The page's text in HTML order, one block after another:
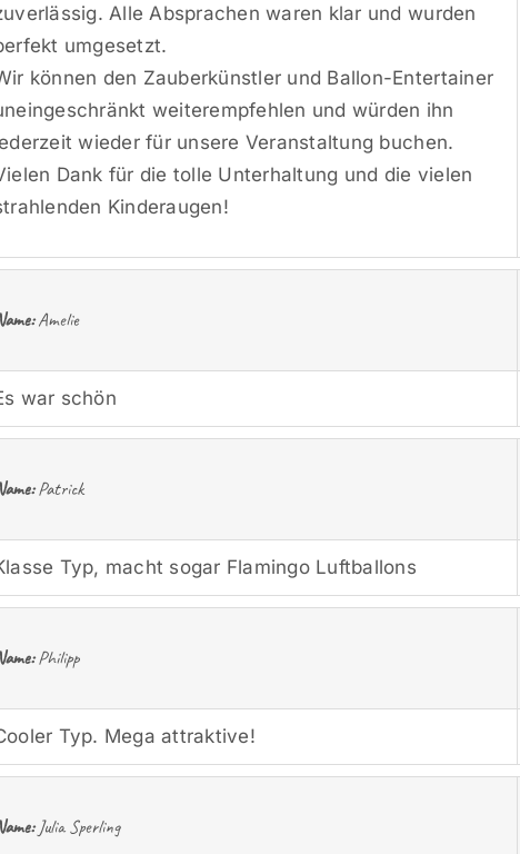
Alle Absprachen waren klar und wurden
umgesetzt.
können den Zauberkünstler und Ballon-Entertainer
weiterempfehlen und würden ihn
wieder für unsere Veranstaltung buchen.
Dank für die tolle Unterhaltung und die vielen
Kinderaugen!
Amelie
war schön
Patrick
Typ, macht sogar Flamingo Luftballons
Philipp
Typ. Mega attraktive!
Julia Sperling